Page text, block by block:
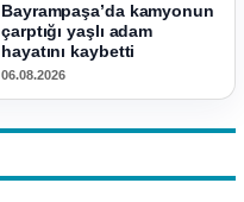
Bayrampaşa’da kamyonun
çarptığı yaşlı adam
hayatını kaybetti
06.08.2026